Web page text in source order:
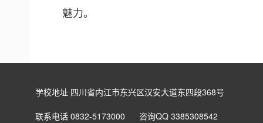
魅力。
学校地址 四川省内江市东兴区汉安大道东四段368号
联系电话 0832-5173000 咨询QQ 3385308542